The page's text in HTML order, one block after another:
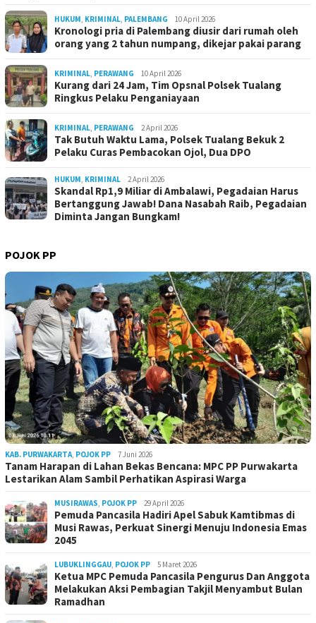
HUKUM, KRIMINAL, PALEMBANG 10 April 2026
Kronologi pria di Palembang diusir dari rumah oleh
orang yang 2 tahun numpang, dikejar pakai parang
KRIMINAL, PERAWANG 10 April 2026
Kurang dari 24 Jam, Tim Opsnal Polsek Tualang
Ringkus Pelaku Penganiayaan
KRIMINAL, PERAWANG 2 April 2026
Tak Butuh Waktu Lama, Polsek Tualang Bekuk 2
Pelaku Curas Pembacokan Ojol, Dua DPO
HUKUM, KRIMINAL 2 April 2026
Skandal Rp1,9 Miliar di Ambalawi, Pegadaian Harus
Bertanggung Jawab! Dana Nasabah Raib, Pegadaian
Diminta Jangan Bungkam!
POJOK PP
KAB. PURWAKARTA, POJOK PP 7 Juni 2026
Tanam Harapan di Lahan Bekas Bencana: MPC PP Purwakarta
Lestarikan Alam Sambil Perhatikan Aspirasi Warga
MUSIRAWAS, POJOK PP 29 April 2026
Pemuda Pancasila Hadiri Apel Sabuk Kamtibmas di
Musi Rawas, Perkuat Sinergi Menuju Indonesia Emas
2045
LUBUKLINGGAU, POJOK PP 5 Maret 2026
Ketua MPC Pemuda Pancasila Pengurus Dan Anggota
Melakukan Aksi Pembagian Takjil Menyambut Bulan
Ramadhan